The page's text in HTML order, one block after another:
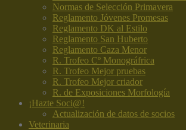
Normas de Selección Primavera
Reglamento Jóvenes Promesas
Reglamento DK al Estilo
Reglamento San Huberto
Reglamento Caza Menor
R. Trofeo Cº Monográfrica
R. Trofeo Mejor pruebas
R. Trofeo Mejor criador
R. de Exposiciones Morfología
¡Hazte Soci@!
Actualización de datos de socios
Veterinaria